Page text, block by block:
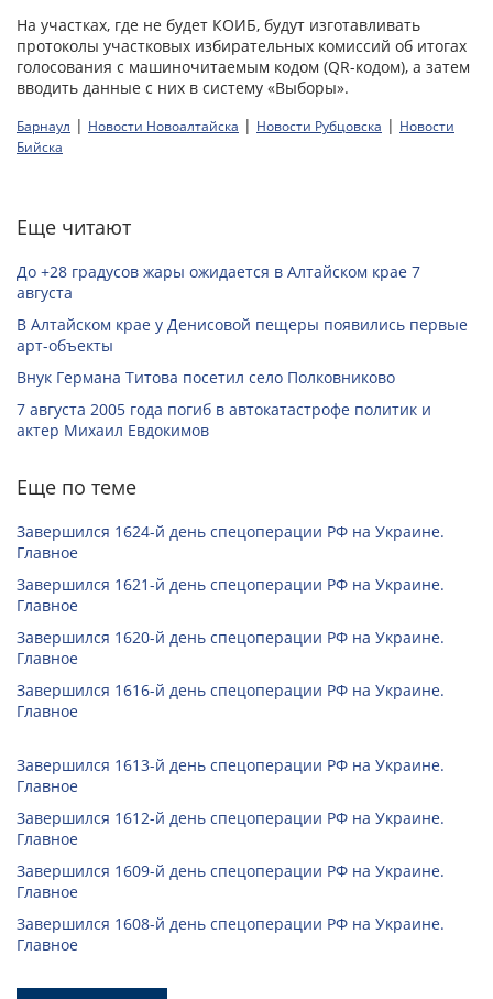
На участках, где не будет КОИБ, будут изготавливать
протоколы участковых избирательных комиссий об итогах
голосования с машиночитаемым кодом (QR-кодом), а затем
вводить данные с них в систему «Выборы».
Барнаул | Новости Новоалтайска | Новости Рубцовска | Новости
Бийска
Еще читают
До +28 градусов жары ожидается в Алтайском крае 7
августа
В Алтайском крае у Денисовой пещеры появились первые
арт-объекты
Внук Германа Титова посетил село Полковниково
7 августа 2005 года погиб в автокатастрофе политик и
актер Михаил Евдокимов
Еще по теме
Завершился 1624-й день спецоперации РФ на Украине.
Главное
Завершился 1621-й день спецоперации РФ на Украине.
Главное
Завершился 1620-й день спецоперации РФ на Украине.
Главное
Завершился 1616-й день спецоперации РФ на Украине.
Главное
Завершился 1613-й день спецоперации РФ на Украине.
Главное
Завершился 1612-й день спецоперации РФ на Украине.
Главное
Завершился 1609-й день спецоперации РФ на Украине.
Главное
Завершился 1608-й день спецоперации РФ на Украине.
Главное